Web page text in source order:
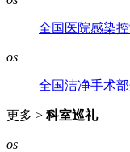
全国医院感染
os
全国洁净手术
更多 > 科室巡礼
os